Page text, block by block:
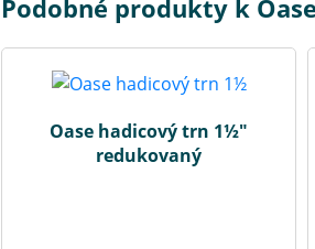
Podobné produkty k
Oase hadicový trn 1½"
redukovaný